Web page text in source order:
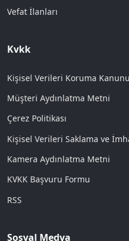
Vefat İlanları
Kvkk
Kişisel Verileri Koruma Kanunu
Müşteri Aydınlatma Metni
Çerez Politikası
Kişisel Verileri Saklama ve
Kamera Aydınlatma Metni
KVKK Başvuru Formu
RSS
Sosyal Medya